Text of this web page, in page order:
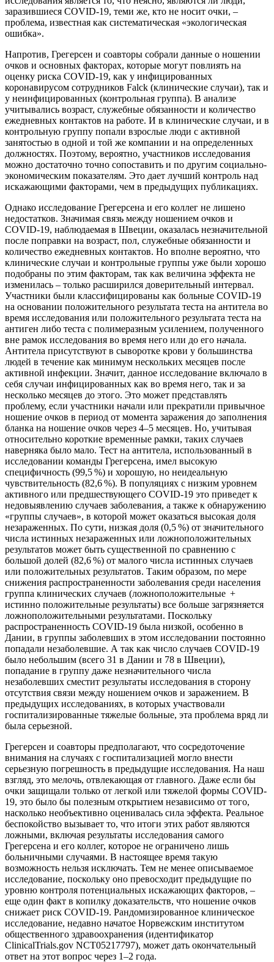
заразившиеся COVID-19, теми же, кто не носит очки, –
проблема, известная как си­стематическая «экологическая
ошибка».
Напротив, Грегерсен и соавторы собрали данные о ношении
очков и основных факторах, которые могут повлиять на
оценку риска COVID-19, как у инфицированных
коронавирусом сотрудников Falck (клинические случаи), так и
у неинфицированных (контрольная группа). В анализе
учитывались возраст, служебные обязанности и количество
еже­дневных контактов на работе. И в клинические случаи, и в
кон­трольную группу попали взрослые люди с активной
занятостью в одной и той же компании и на определенных
должностях. Поэтому, вероятно, участников исследования
можно достаточно точно сопоставить и по другим социально-
экономическим показателям. Это дает лучший контроль над
искажающими факторами, чем в предыдущих публикациях.
Однако исследование Грегерсена и его коллег не лишено
недостатков. Значимая связь между ношением очков и
COVID-19, наблюдаемая в Швеции, оказалась незначительной
после поправки на возраст, пол, служебные обязанности и
количество ежедневных контактов. Но вполне вероятно, что
клинические случаи и кон­трольные группы уже были хорошо
подобраны по этим факторам, так как величина эффекта не
изменилась – только расширился доверительный интервал.
Участники были классифицированы как больные COVID-19
на основании положительного результата теста на антитела во
время исследования или положительного результата теста на
антиген либо теста с полимеразным усилением, полученного
вне рамок исследования во время него или до его начала.
Антитела присутствуют в сыворотке крови у большинства
людей в течение как минимум нескольких месяцев после
активной инфекции. Значит, данное исследование включало в
себя случаи инфицированных как во время него, так и за
несколько месяцев до этого. Это может представлять
проблему, если участники начали или прекратили привычное
ношение очков в период от момента заражения до заполнения
бланка на ношение очков через 4–5 месяцев. Но, учитывая
относительно короткие временные рамки, таких случаев
наверняка было мало. Тест на антитела, использованный в
исследовании команды Грегерсена, имел высокую
специфичность (99,5 %) и хорошую, но неидеальную
чувствительность (82,6 %). В популяциях с низким уровнем
активного или предшествующего COVID-19 это приведет к
недовыявлению случаев заболевания, а также к обнаружению
«группы случаев», в которой может оказаться высокая доля
незараженных. По сути, низкая доля (0,5 %) от значительного
числа истинных незараженных или ложноположительных
результатов может быть существенной по сравнению с
большой долей (82,6 %) от малого числа истинных случаев
или положительных результатов. Таким образом, по мере
снижения распространенности заболевания среди населения
группа клинических случаев (ложноположительные +
истинно положительные результаты) все больше загрязняется
ложноположительными результатами. Поскольку
распространенность COVID-19 была низкой, особенно в
Дании, в группы заболевших в этом исследовании постоянно
попадали незаболевшие. А так как число случаев COVID-19
было небольшим (всего 31 в Дании и 78 в Швеции),
попадание в группу даже незначительного числа
незаболевших сместит результаты исследования в сторону
отсутствия связи между ношением очков и заражением. В
предыдущих исследованиях, в которых участвовали
госпитализированные тяжелые больные, эта проблема вряд ли
была серьезной.
Грегерсен и соавторы предполагают, что сосредоточение
внимания на случаях с госпитализацией могло внести
серьезную погрешность в предыдущие исследования. На наш
взгляд, это мелочь, отвлекающая от главного. Даже если бы
очки защищали только от легкой или тяжелой формы COVID-
19, это было бы полезным открытием независимо от того,
насколько необъективно оценивалась сила эффекта. Реальное
беспокойство вызывает то, что итоги этих работ являются
ложными, включая результаты исследования самого
Грегерсена и его коллег, которое не ограничено лишь
больничными случаями. В настоящее время такую
возможность нельзя исключать. Тем не менее описываемое
исследование, поскольку оно превосходит предыдущие по
уровню контроля потенциальных искажающих факторов, –
еще один факт в копилку доказательств, что ношение очков
снижает риск COVID-19. Рандомизированное клиническое
исследование, недавно начатое Норвежским институтом
общественного здравоохранения (идентификатор
ClinicalTrials.gov NCT05217797), может дать окончательный
ответ на этот вопрос через 1–2 года.